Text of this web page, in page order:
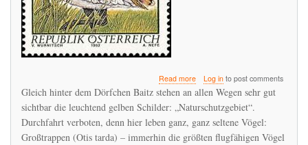
Read moreabout
Großtrappen
sehr
viele
Insekten
Log into post comments
Gleich hinter dem Dörfchen Baitz stehen an allen Wegen sehr gut
sichtbar die leuchtend gelben Schilder: „Naturschutzgebiet“.
Durchfahrt verboten, denn hier leben ganz, ganz seltene Vögel:
Großtrappen (Otis tarda) – immerhin die größten flugfähigen Vögel